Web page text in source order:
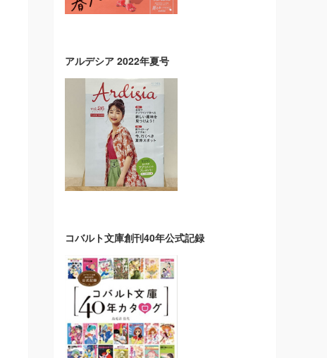
アルデシア 2022年夏号
コバルト文庫創刊40年公式記録